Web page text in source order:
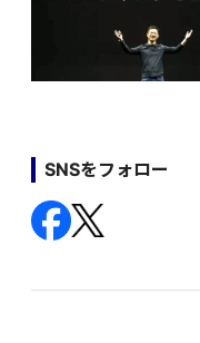
SNSをフォロー